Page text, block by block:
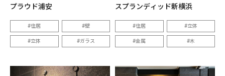
プラウド浦安
住居 壁
立体 ガラス
スプランディッド新横浜
住居 立体
金属 木